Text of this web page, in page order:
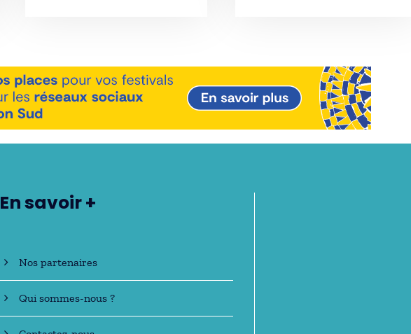
En savoir +
Nos partenaires
Qui sommes-nous ?